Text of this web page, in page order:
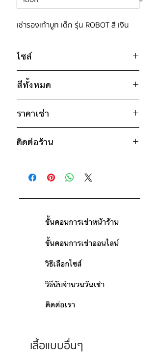
เช่ารองเท้าบูท เด็ก รุ่น ROBOT สี เงิน
ไซส์
26
28
สีทั้งหมด
ชมพู
เงิน
ราคาเช่า
คืน)
ติดต่อร้านเพื่อสอบถามราคา
ติดต่อร้าน
ดูแผนที่ร้าน
ขั้นตอนการเช่าหน้าร้าน
ขั้นตอนการเช่าออนไลน์
วิธีเลือกไซส์
วิธีนับจำนวนวันเช่า
ติดต่อเรา
เสื้อแบบอื่นๆ